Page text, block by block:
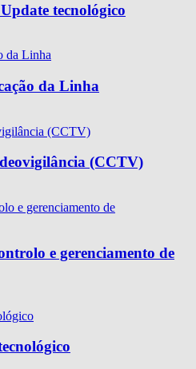
tecnológico
da Linha
(CCTV)
e gerenciamento de